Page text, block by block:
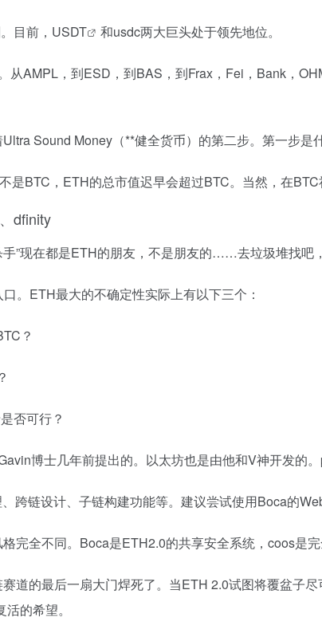
目前， USDT 和usdc两大巨头处于领先地位。
从AMPL，到ESD，到BAS，到Frax，Fei，Bank，
Sound Money（**健全货币）的第二步。第一步
BTC，ETH的总市值迟早会超过BTC。当然，在BTC
dfinity
”现在都是ETH的朋友，不是朋友的……去垃圾堆找吧
。ETH最大的不确定性实际上有以下三个：
？
否可行？
博士几年前提出的。以太坊也是由他和V神开发的
跨链设计、子链构建功能等。建议尝试使用Boca的
完全不同。Boca是ETH2.0的共享安全系统，coos是
道的最后一扇大门焊死了。当ETH 2.0试图将覆盆子
的希望。